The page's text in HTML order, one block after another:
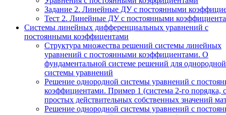
Задание 2. Линейные ДУ с постоянными
Тест 2. Линейные ДУ с постоянными
Системы линейных дифференциальных уравнений с
постоянными коэффицентами
Структура множества решений системы линейных
уравнений с постоянными коэффициентами. О
фундаментальной системе решений для однородной
системы уравнений
Решение однородной системы уравнений с
коэффициентами. Пример 1 (система 2-го порядка,
простых действительных собственных значений
Решение однородной системы уравнений с